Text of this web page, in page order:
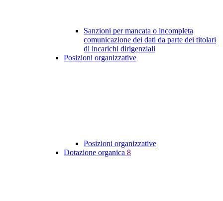
Sanzioni per mancata o incompleta
comunicazione dei dati da parte dei titolari
di incarichi dirigenziali
Posizioni organizzative
Posizioni organizzative
Dotazione organica 8